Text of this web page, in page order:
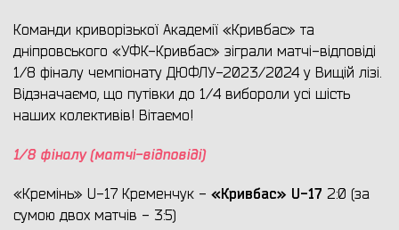
Команди криворізької Академії «Кривбас» та
дніпровського «УФК-Кривбас» зіграли матчі-відповіді
1/8 фіналу чемпіонату ДЮФЛУ-2023/2024 у Вищій лізі.
Відзначаємо, що путівки до 1/4 вибороли усі шість
наших колективів! Вітаємо!
1/8 фіналу (матчі-відповіді)
«Кремінь» U-17 Кременчук - «Кривбас» U-17 2:0 (за
сумою двох матчів - 3:5)